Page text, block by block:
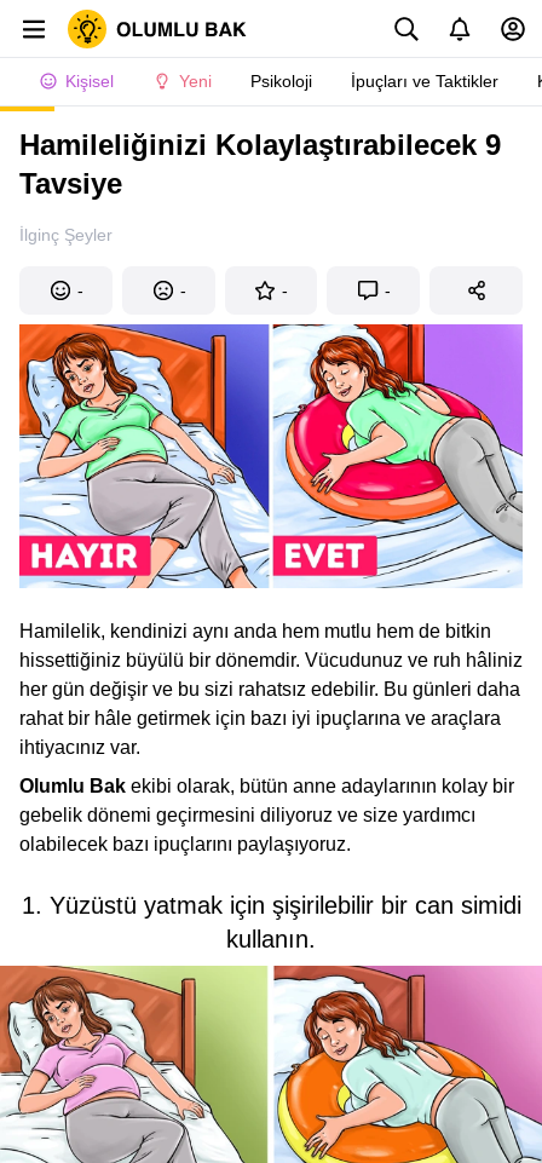
Kişisel Yeni Psikoloji İpuçları ve Taktikler
Hamileliğinizi Kolaylaştırabilecek 9
Tavsiye
İlginç Şeyler
- - - -
Hamilelik, kendinizi aynı anda hem mutlu hem de bitkin
hissettiğiniz büyülü bir dönemdir. Vücudunuz ve ruh hâliniz
her gün değişir ve bu sizi rahatsız edebilir. Bu günleri daha
rahat bir hâle getirmek için bazı iyi ipuçlarına ve araçlara
ihtiyacınız var.
Olumlu Bak ekibi olarak, bütün anne adaylarının kolay bir
gebelik dönemi geçirmesini diliyoruz ve size yardımcı
olabilecek bazı ipuçlarını paylaşıyoruz.
1. Yüzüstü yatmak için şişirilebilir bir can simidi
kullanın.